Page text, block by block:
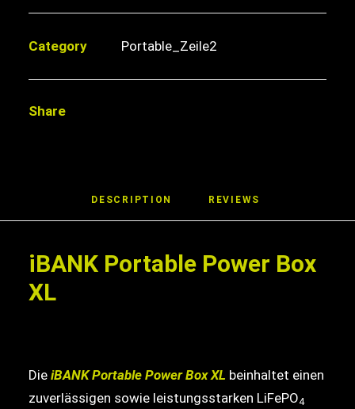
Power
XL
BT
Category Portable_Zeile2
Share
DESCRIPTION REVIEWS
iBANK Portable Power Box
XL
Die iBANK Portable Power Box XL beinhaltet einen
zuverlässigen sowie leistungsstarken LiFePO4